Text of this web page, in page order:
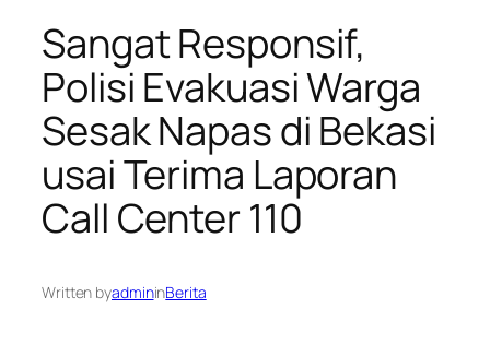
Sangat Responsif,
Polisi Evakuasi Warga
Sesak Napas di Bekasi
usai Terima Laporan
Call Center 110
Written byadmininBerita